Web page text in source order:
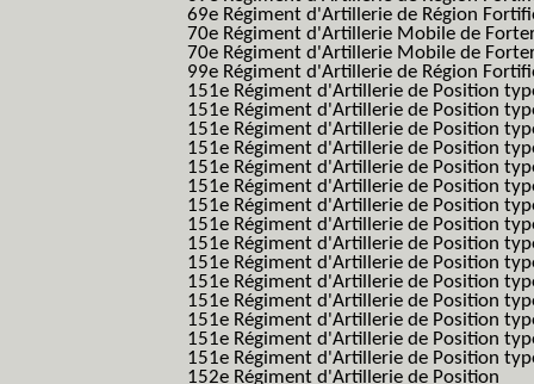
69e Régiment d'Artillerie de Région
70e Régiment d'Artillerie Mobile de
70e Régiment d'Artillerie Mobile de
99e Régiment d'Artillerie de Région
151e Régiment d'Artillerie de Position
151e Régiment d'Artillerie de Position
151e Régiment d'Artillerie de Position
151e Régiment d'Artillerie de Position
151e Régiment d'Artillerie de Position
151e Régiment d'Artillerie de Position
151e Régiment d'Artillerie de Position
151e Régiment d'Artillerie de Position
151e Régiment d'Artillerie de Position
151e Régiment d'Artillerie de Position
151e Régiment d'Artillerie de Position
151e Régiment d'Artillerie de Position
151e Régiment d'Artillerie de Position
151e Régiment d'Artillerie de Position
151e Régiment d'Artillerie de Position
152e Régiment d'Artillerie de Position